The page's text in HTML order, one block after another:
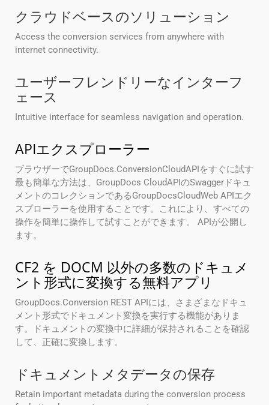
クラウドベースのソリューション
Access the conversion services from anywhere with
internet connectivity.
ユーザーフレンドリーなインターフ
ェース
Intuitive interface for seamless navigation and operation.
APIエクスプローラー
ブラウザーでGroupDocs.ConversionCloudAPIをすぐに試す
最も簡単な方法は、GroupDocs CloudAPIのSwaggerドキュ
メントのコレクションであるGroupDocsCloudWeb APIエク
スプローラーを使用することです。これにより、すべての
操作を簡単に操作して試すことができます。 APIが公開し
ます。
CF2 を DOCM 以外の多数のドキュメ
ント形式に変換する無料アプリ
GroupDocs.Conversion REST APIには、さまざまなドキュ
メント形式でドキュメント変換を実行する機能がありま
す。ドキュメントの変換中に詳細が保持されることを確認
して、正確に変換します。
ドキュメントメタデータの保存
Retain important metadata during the conversion process